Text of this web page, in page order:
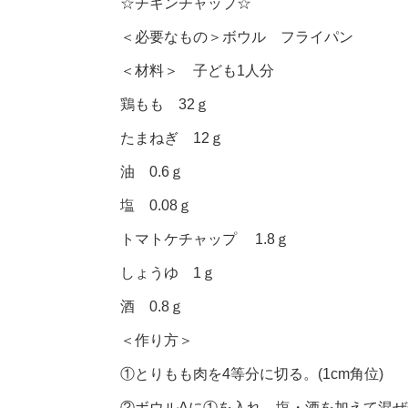
☆チキンチャップ☆
＜必要なもの＞ボウル フライパン
＜材料＞ 子ども1人分
鶏もも 32ｇ
たまねぎ 12ｇ
油 0.6ｇ
塩 0.08ｇ
トマトケチャップ 1.8ｇ
しょうゆ 1ｇ
酒 0.8ｇ
＜作り方＞
①とりもも肉を4等分に切る。(1cm角位)